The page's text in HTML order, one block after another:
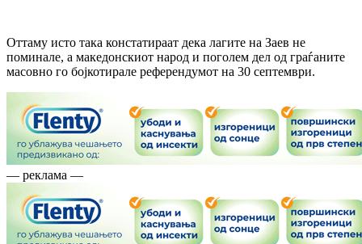
Оттаму исто така констатираат дека лагите на Заев не
поминале, а македонскиот народ и поголем дел од граѓаните
масовно го бојкотирале референдумот на 30 септември.
— реклама —